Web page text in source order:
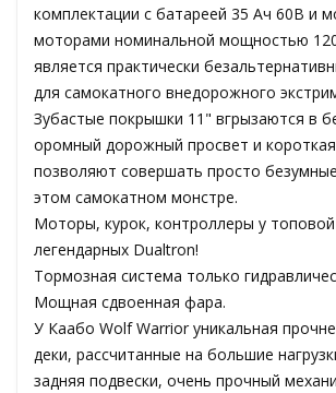
комплектации с батареей 35 Ач 60В и
моторами номинальной мощностью
является практически
для самокатного внедорожного
Зубастые покрышки 11" вгрызаются в
оромный дорожный просвет и
позволяют совершать просто
этом самокатном монстре.
Моторы, курок, контроллеры у
легендарных Dualtron!
Тормозная система только
Мощная сдвоенная фара.
У Каабо Wolf Warrior уникальная
деки, рассчитанные на большие
задняя подвески, очень прочный